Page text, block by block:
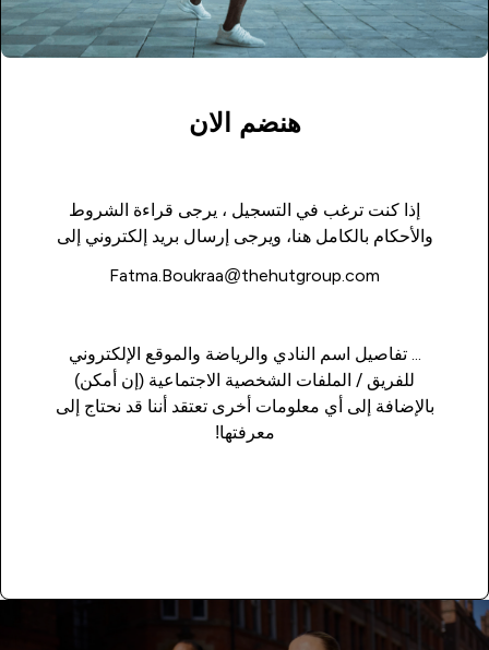
هنضم الان
إذا كنت ترغب في التسجيل ، يرجى قراءة الشروط
والأحكام بالكاملهنا، ويرجى إرسال بريد إلكتروني إلى
Fatma.Boukraa@thehutgroup.com
... تفاصيل اسم النادي والرياضة والموقع الإلكتروني
للفريق / الملفات الشخصية الاجتماعية (إن أمكن)
بالإضافة إلى أي معلومات أخرى تعتقد أننا قد نحتاج إلى
معرفتها!